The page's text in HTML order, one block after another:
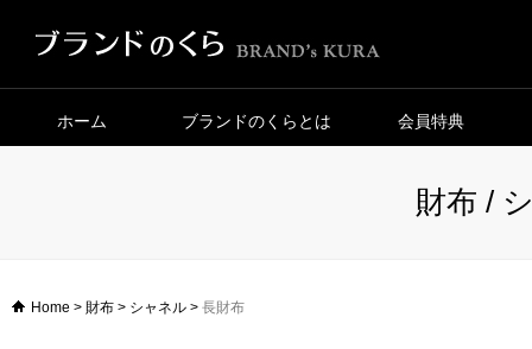
ホーム ブランドのくらとは 会員特典
財布 /
Home > 財布 > シャネル > 長財布